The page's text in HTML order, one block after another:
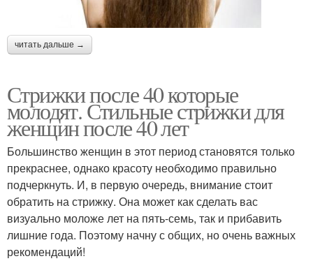
читать дальше →
Стрижки после 40 которые
молодят. Стильные стрижки для
женщин после 40 лет
Большинство женщин в этот период становятся только
прекраснее, однако красоту необходимо правильно
подчеркнуть. И, в первую очередь, внимание стоит
обратить на стрижку. Она может как сделать вас
визуально моложе лет на пять-семь, так и прибавить
лишние года. Поэтому начну с общих, но очень важных
рекомендаций!